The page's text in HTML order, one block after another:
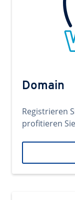
Domain
Registrieren
profitieren